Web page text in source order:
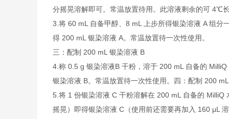
分摇晃溶解即可。常温放置待用。此溶液剩余的可 4℃
3.将 60 mL 自备甲醇、8 mL 上步所得银染溶液 A 组分
得 200 mL 银染溶液 A。常温放置待一次性使用。
三：配制 200 mL 银染溶液 B
4.称 0.5 g 银染溶液B 干粉，溶于 200 mL 自备的
银染溶液 B。常温放置待一次性使用。四：配制 200
5.将 1 份银染溶液 C 干粉溶解在 200 mL 自备的 MilliQ
摇晃）即得银染溶液 C（使用前还需要再加入 160 μL